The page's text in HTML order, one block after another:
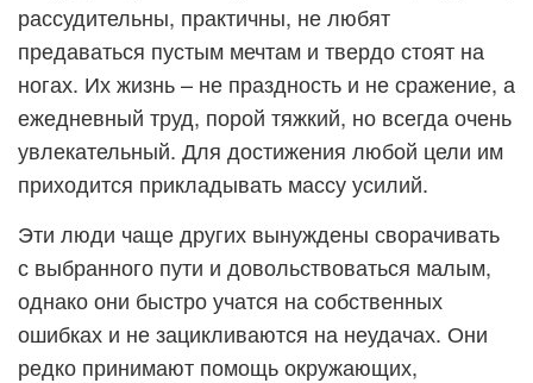
рассудительны, практичны, не любят
предаваться пустым мечтам и твердо стоят на
ногах. Их жизнь – не праздность и не сражение, а
ежедневный труд, порой тяжкий, но всегда очень
увлекательный. Для достижения любой цели им
приходится прикладывать массу усилий.
Эти люди чаще других вынуждены сворачивать
с выбранного пути и довольствоваться малым,
однако они быстро учатся на собственных
ошибках и не зацикливаются на неудачах. Они
редко принимают помощь окружающих,